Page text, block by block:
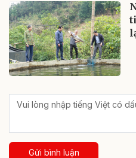
Gửi bình luận